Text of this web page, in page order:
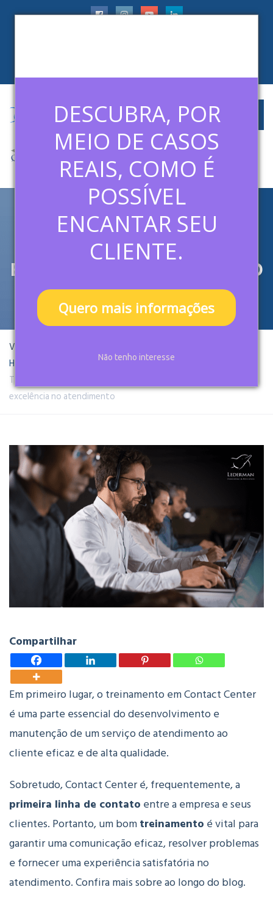
DESCUBRA, POR
MEIO DE CASOS
REAIS, COMO É
POSSÍVEL
ENCANTAR SEU
CLIENTE.
Quero mais informações
Não tenho interesse
TREINAMENTO EM CONTACT
CENTER: CAPACITE SUA
EQUIPE PARA EXCELÊNCIA NO
ATENDIMENTO
Você está aqui:
Home
Treinamento em Contact Center: capacite sua equipe para
excelência no atendimento
Compartilhar
Em primeiro lugar, o treinamento em Contact Center
é uma parte essencial do desenvolvimento e
manutenção de um serviço de atendimento ao
cliente eficaz e de alta qualidade.
Sobretudo, Contact Center é, frequentemente, a
primeira linha de contato entre a empresa e seus
clientes. Portanto, um bomtreinamento é vital para
garantir uma comunicação eficaz, resolver problemas
e fornecer uma experiência satisfatória no
atendimento. Confira mais sobre ao longo do blog.